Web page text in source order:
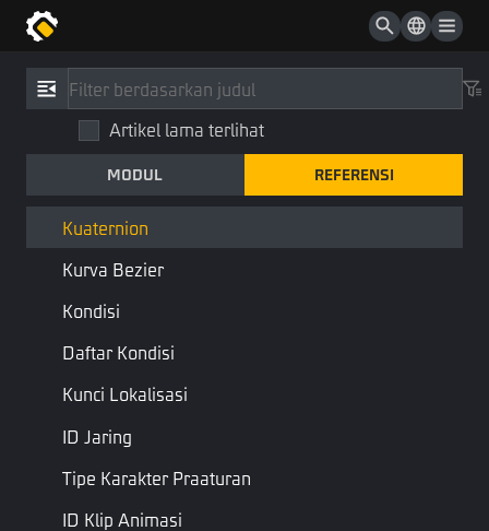
Artikel lama terlihat
MODUL REFERENSI
Jenis Atau Daftar Tipe
Vektor2
Vektor3
Kuaternion
Kurva Bezier
Kondisi
Daftar Kondisi
Kunci Lokalisasi
ID Jaring
Tipe Karakter Praaturan
ID Klip Animasi
Referensi / Tipe
Kuaternion
Perpustakaan STD
Quaternion adalah vektor empat dimensi khusus, yang hanya
Halaman Sebelumnya